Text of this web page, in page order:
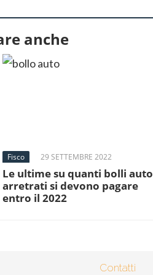
anche
Fisco 29 SETTEMBRE 2022
Le ultime su quanti bolli auto
arretrati si devono pagare
entro il 2022
Contatti